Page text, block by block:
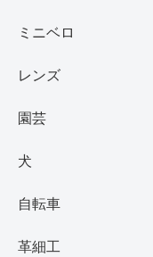
ミニベロ
レンズ
園芸
犬
自転車
革細工